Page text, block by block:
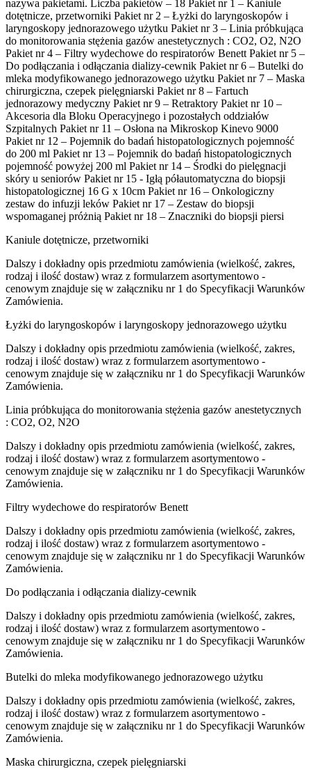
nazywa pakietami. Liczba pakietów – 18 Pakiet nr 1 – Kaniule
dotętnicze, przetworniki Pakiet nr 2 – Łyżki do laryngoskopów i
laryngoskopy jednorazowego użytku Pakiet nr 3 – Linia próbkująca
do monitorowania stężenia gazów anestetycznych : CO2, O2, N2O
Pakiet nr 4 – Filtry wydechowe do respiratorów Benett Pakiet nr 5 –
Do podłączania i odłączania dializy-cewnik Pakiet nr 6 – Butelki do
mleka modyfikowanego jednorazowego użytku Pakiet nr 7 – Maska
chirurgiczna, czepek pielęgniarski Pakiet nr 8 – Fartuch
jednorazowy medyczny Pakiet nr 9 – Retraktory Pakiet nr 10 –
Akcesoria dla Bloku Operacyjnego i pozostałych oddziałów
Szpitalnych Pakiet nr 11 – Osłona na Mikroskop Kinevo 9000
Pakiet nr 12 – Pojemnik do badań histopatologicznych pojemność
do 200 ml Pakiet nr 13 – Pojemnik do badań histopatologicznych
pojemność powyżej 200 ml Pakiet nr 14 – Środki do pielęgnacji
skóry u seniorów Pakiet nr 15 - Igłą półautomatyczna do biopsji
histopatologicznej 16 G x 10cm Pakiet nr 16 – Onkologiczny
zestaw do infuzji leków Pakiet nr 17 – Zestaw do biopsji
wspomaganej próżnią Pakiet nr 18 – Znaczniki do biopsji piersi
Kaniule dotętnicze, przetworniki
Dalszy i dokładny opis przedmiotu zamówienia (wielkość, zakres,
rodzaj i ilość dostaw) wraz z formularzem asortymentowo -
cenowym znajduje się w załączniku nr 1 do Specyfikacji Warunków
Zamówienia.
Łyżki do laryngoskopów i laryngoskopy jednorazowego użytku
Dalszy i dokładny opis przedmiotu zamówienia (wielkość, zakres,
rodzaj i ilość dostaw) wraz z formularzem asortymentowo -
cenowym znajduje się w załączniku nr 1 do Specyfikacji Warunków
Zamówienia.
Linia próbkująca do monitorowania stężenia gazów anestetycznych
: CO2, O2, N2O
Dalszy i dokładny opis przedmiotu zamówienia (wielkość, zakres,
rodzaj i ilość dostaw) wraz z formularzem asortymentowo -
cenowym znajduje się w załączniku nr 1 do Specyfikacji Warunków
Zamówienia.
Filtry wydechowe do respiratorów Benett
Dalszy i dokładny opis przedmiotu zamówienia (wielkość, zakres,
rodzaj i ilość dostaw) wraz z formularzem asortymentowo -
cenowym znajduje się w załączniku nr 1 do Specyfikacji Warunków
Zamówienia.
Do podłączania i odłączania dializy-cewnik
Dalszy i dokładny opis przedmiotu zamówienia (wielkość, zakres,
rodzaj i ilość dostaw) wraz z formularzem asortymentowo -
cenowym znajduje się w załączniku nr 1 do Specyfikacji Warunków
Zamówienia.
Butelki do mleka modyfikowanego jednorazowego użytku
Dalszy i dokładny opis przedmiotu zamówienia (wielkość, zakres,
rodzaj i ilość dostaw) wraz z formularzem asortymentowo -
cenowym znajduje się w załączniku nr 1 do Specyfikacji Warunków
Zamówienia.
Maska chirurgiczna, czepek pielęgniarski